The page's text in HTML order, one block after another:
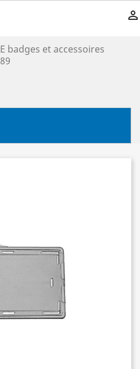

badges et accessoires